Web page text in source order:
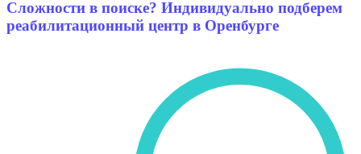
Сложности в поиске? Индивидуально подберем
реабилитационный центр в Оренбурге